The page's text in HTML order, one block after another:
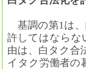
基調の第1は
許してはならな
由は、白タク合
イタク労働者の